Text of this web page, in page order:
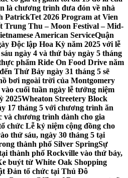
là chương trình đưa đón về nhà
PatrickTet 2026 Program at Vien
Trung Thu – Moon Festival – Mid-
American ServiceQuận
Độc lập Hoa Kỳ năm 2025 với lễ
ngày 4 và thứ bảy ngày 5 tháng
phẩm Ride On Food Drive năm
Thứ Bảy ngày 31 tháng 5 sẽ
bơi ngoài trời của Montgomery
cuối tuần ngày lễ tưởng niệm
2025Wheaton Streetery Block
17 tháng 5 với chương trình ăn
chương trình dành cho gia
chức Lễ kỷ niệm cộng đồng cho
thứ sáu, ngày 30 tháng 5 tại
thành phố Silver SpringSự
thành phố Rockville vào thứ bảy,
buýt từ White Oak Shopping
Đản tổ chức tại Thủ Đô